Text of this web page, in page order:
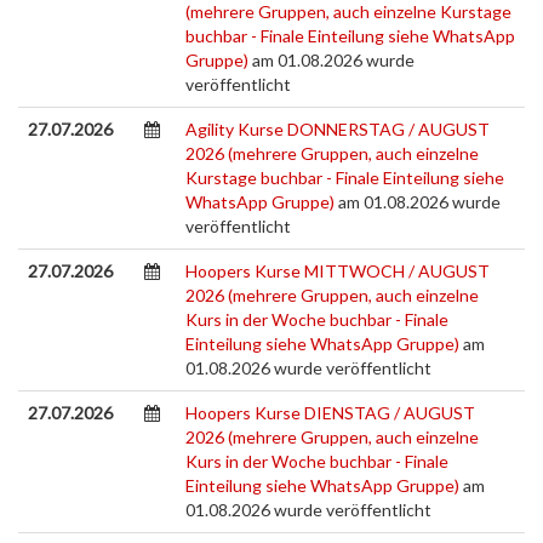
(mehrere Gruppen, auch einzelne Kurstage
buchbar - Finale Einteilung siehe WhatsApp
Gruppe) am 01.08.2026 wurde
veröffentlicht
27.07.2026
Agility Kurse DONNERSTAG / AUGUST
2026 (mehrere Gruppen, auch einzelne
Kurstage buchbar - Finale Einteilung siehe
WhatsApp Gruppe) am 01.08.2026 wurde
veröffentlicht
27.07.2026
Hoopers Kurse MITTWOCH / AUGUST
2026 (mehrere Gruppen, auch einzelne
Kurs in der Woche buchbar - Finale
Einteilung siehe WhatsApp Gruppe) am
01.08.2026 wurde veröffentlicht
27.07.2026
Hoopers Kurse DIENSTAG / AUGUST
2026 (mehrere Gruppen, auch einzelne
Kurs in der Woche buchbar - Finale
Einteilung siehe WhatsApp Gruppe) am
01.08.2026 wurde veröffentlicht